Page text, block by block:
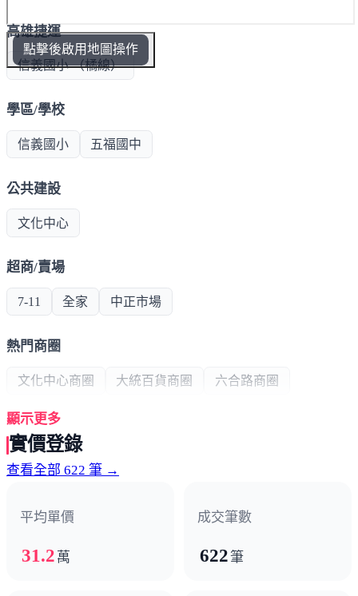
點擊後啟用地圖操作
高雄捷運
信義國小 （橘線）
學區/學校
信義國小 五福國中
公共建設
文化中心
超商/賣場
7-11 全家 中正市場
熱門商圈
文化中心商圈 大統百貨商圈 六合路商圈
醫療機構
顯示更多
實價登錄
查看全部 622 筆 →
平均單價
31.2 萬
成交筆數
622筆